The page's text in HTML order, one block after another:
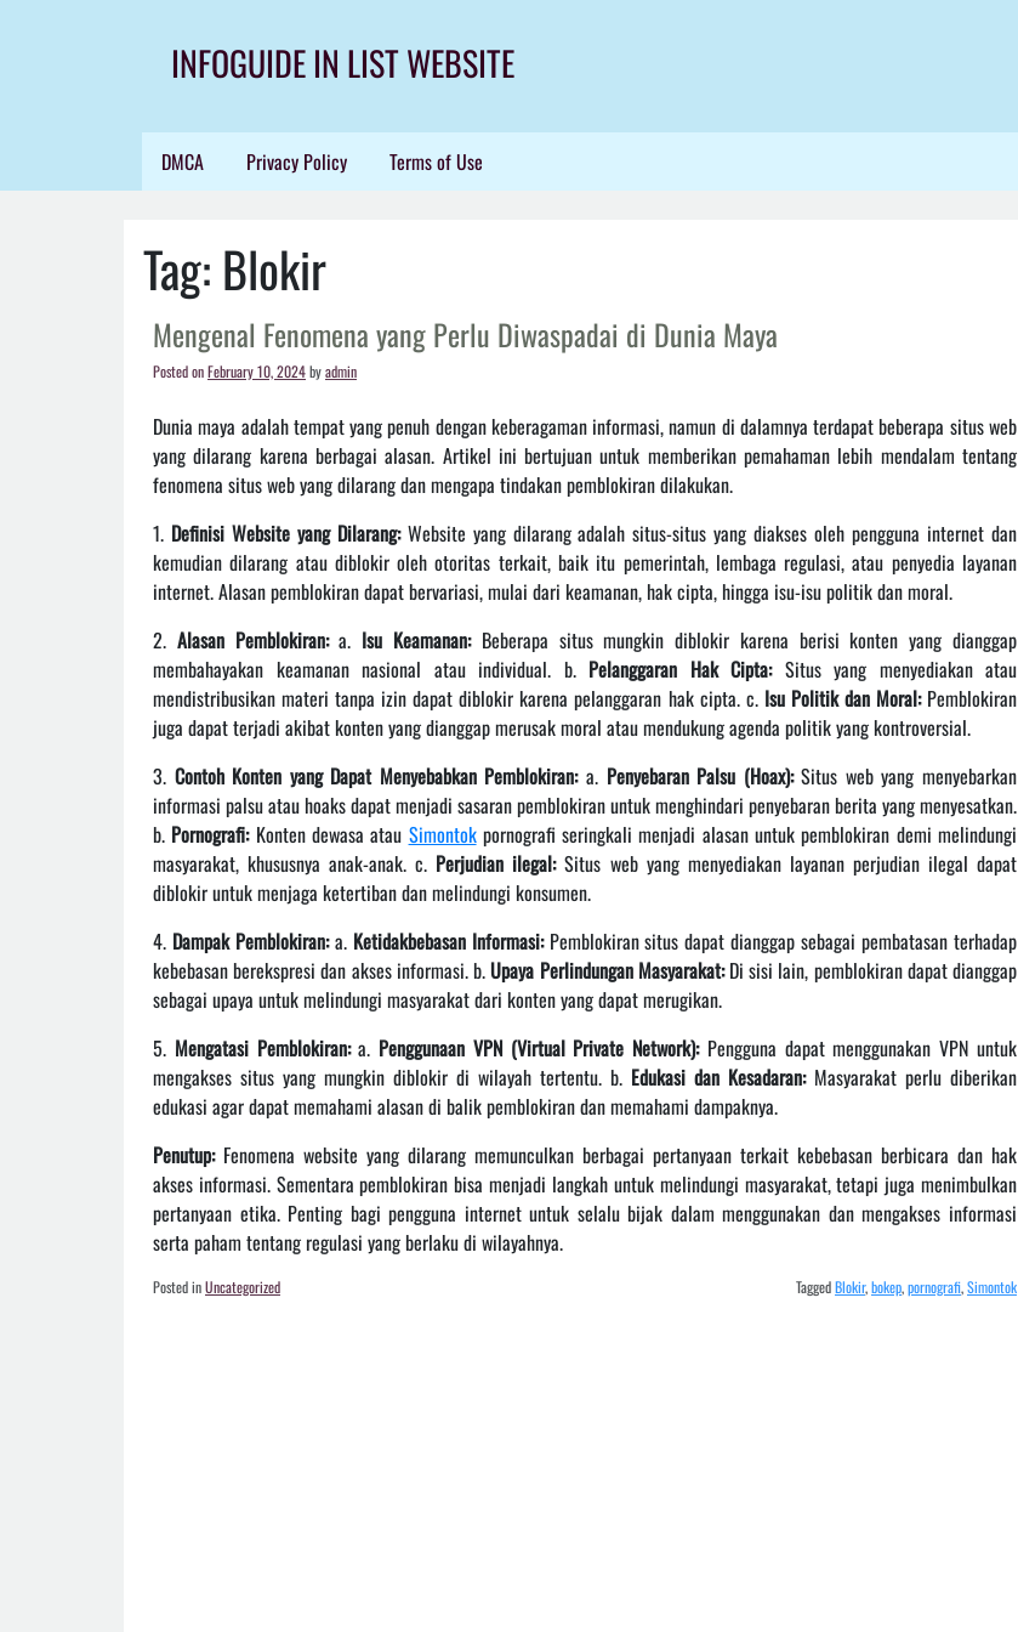
INFOGUIDE IN LIST WEBSITE
DMCA Privacy Policy Terms of Use
Tag: Blokir
Mengenal Fenomena yang Perlu Diwaspadai di Dunia Maya
Posted onFebruary 10, 2024byadmin
Dunia maya adalah tempat yang penuh dengan keberagaman informasi, namun di dalamnya terdapat beberapa situs web
yang dilarang karena berbagai alasan. Artikel ini bertujuan untuk memberikan pemahaman lebih mendalam tentang
fenomena situs web yang dilarang dan mengapa tindakan pemblokiran dilakukan.
1. Definisi Website yang Dilarang:Website yang dilarang adalah situs-situs yang diakses oleh pengguna internet dan
kemudian dilarang atau diblokir oleh otoritas terkait, baik itu pemerintah, lembaga regulasi, atau penyedia layanan
internet. Alasan pemblokiran dapat bervariasi, mulai dari keamanan, hak cipta, hingga isu-isu politik dan moral.
2. Alasan Pemblokiran:a. Isu Keamanan:Beberapa situs mungkin diblokir karena berisi konten yang dianggap
membahayakan keamanan nasional atau individual. b. Pelanggaran Hak Cipta:Situs yang menyediakan atau
mendistribusikan materi tanpa izin dapat diblokir karena pelanggaran hak cipta. c. Isu Politik dan Moral:Pemblokiran
juga dapat terjadi akibat konten yang dianggap merusak moral atau mendukung agenda politik yang kontroversial.
3. Contoh Konten yang Dapat Menyebabkan Pemblokiran:a. Penyebaran Palsu (Hoax):Situs web yang menyebarkan
informasi palsu atau hoaks dapat menjadi sasaran pemblokiran untuk menghindari penyebaran berita yang menyesatkan.
b. Pornografi:Konten dewasa atau Simontokpornografi seringkali menjadi alasan untuk pemblokiran demi melindungi
masyarakat, khususnya anak-anak. c. Perjudian ilegal:Situs web yang menyediakan layanan perjudian ilegal dapat
diblokir untuk menjaga ketertiban dan melindungi konsumen.
4. Dampak Pemblokiran:a. Ketidakbebasan Informasi:Pemblokiran situs dapat dianggap sebagai pembatasan terhadap
kebebasan berekspresi dan akses informasi. b.Upaya Perlindungan Masyarakat:Di sisi lain, pemblokiran dapat dianggap
sebagai upaya untuk melindungi masyarakat dari konten yang dapat merugikan.
5. Mengatasi Pemblokiran:a. Penggunaan VPN (Virtual Private Network):Pengguna dapat menggunakan VPN untuk
mengakses situs yang mungkin diblokir di wilayah tertentu. b. Edukasi dan Kesadaran:Masyarakat perlu diberikan
edukasi agar dapat memahami alasan di balik pemblokiran dan memahami dampaknya.
Penutup:Fenomena website yang dilarang memunculkan berbagai pertanyaan terkait kebebasan berbicara dan hak
akses informasi. Sementara pemblokiran bisa menjadi langkah untuk melindungi masyarakat, tetapi juga menimbulkan
pertanyaan etika. Penting bagi pengguna internet untuk selalu bijak dalam menggunakan dan mengakses informasi
serta paham tentang regulasi yang berlaku di wilayahnya.
Posted inUncategorized TaggedBlokir,bokep,pornografi,Simontok